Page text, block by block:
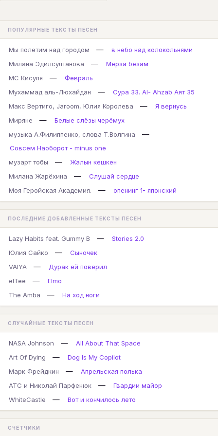
ПОПУЛЯРНЫЕ ТЕКСТЫ ПЕСЕН
Мы полетим над городом —
в небо над колокольнями
Милана Эдилсултанова
—
Мерза безам
МС Кисуля
—
Февраль
Мухаммад аль-Люхайдан
—
Сура 33. Al- Ahzab Аят 35
Макс Вертиго, Jaroom, Юлия Королева
—
Я вернусь
Миряне
—
Белые слёзы черёмух
музыка А.Филиппенко, слова Т.Волгина
—
Совсем Наоборот - minus one
музарт тобы
—
Жалын кешкен
Милана Жарёхина
—
Слушай сердце
Моя Геройская Академия.
— опенинг 1- японский
ПОСЛЕДНИЕ ДОБАВЛЕННЫЕ ТЕКСТЫ ПЕСЕН
Lazy Habits feat. Gummy B —
Stories 2.0
Юлия Сайко
—
Сыночек
VAIYA
—
Дурак ей поверил
elTee
—
Elmo
The Amba
— На ход ноги
СЛУЧАЙНЫЕ ТЕКСТЫ ПЕСЕН
NASA Johnson —
All About That Space
Art Of Dying
—
Dog Is My Copilot
Марк Фрейдкин
—
Апрельская полька
АТС и Николай Парфенюк
—
Гвардии майор
WhiteCastle
— Вот и кончилось лето
СЧЁТЧИКИ